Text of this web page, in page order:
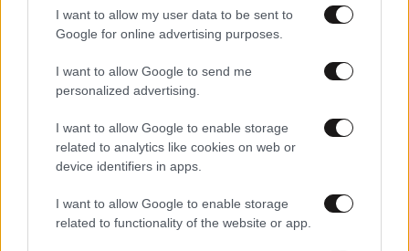
I want to allow my user data to be sent to
Google for online advertising purposes.
I want to allow Google to send me
personalized advertising.
I want to allow Google to enable storage
related to analytics like cookies on web or
device identifiers in apps.
I want to allow Google to enable storage
related to functionality of the website or app.
προοπτικών
Ο απόλυτος σύμμαχος στην
ισορροπία